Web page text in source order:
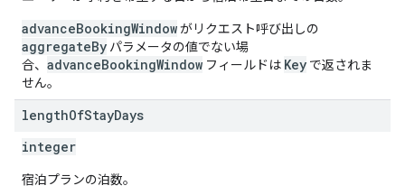
advanceBookingWindowがリクエスト呼び出しの
aggregateBy パラメータの値でない場
合、 advanceBookingWindow フィールドは Key で返されま
せん。
lengthOfStayDays
integer
宿泊プランの泊数。